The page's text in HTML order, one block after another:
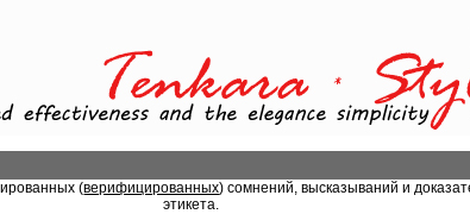
(верифицированных) сомнений, высказываний и
этикета.